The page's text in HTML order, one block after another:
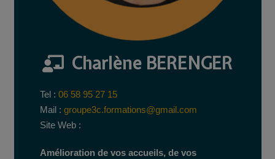
Charlène BERENGER
Tel : 06 58 95 27 15
Mail : groupe3c.formations@gmail.com
Site Web :
Amélioration de vos accueils, de vos